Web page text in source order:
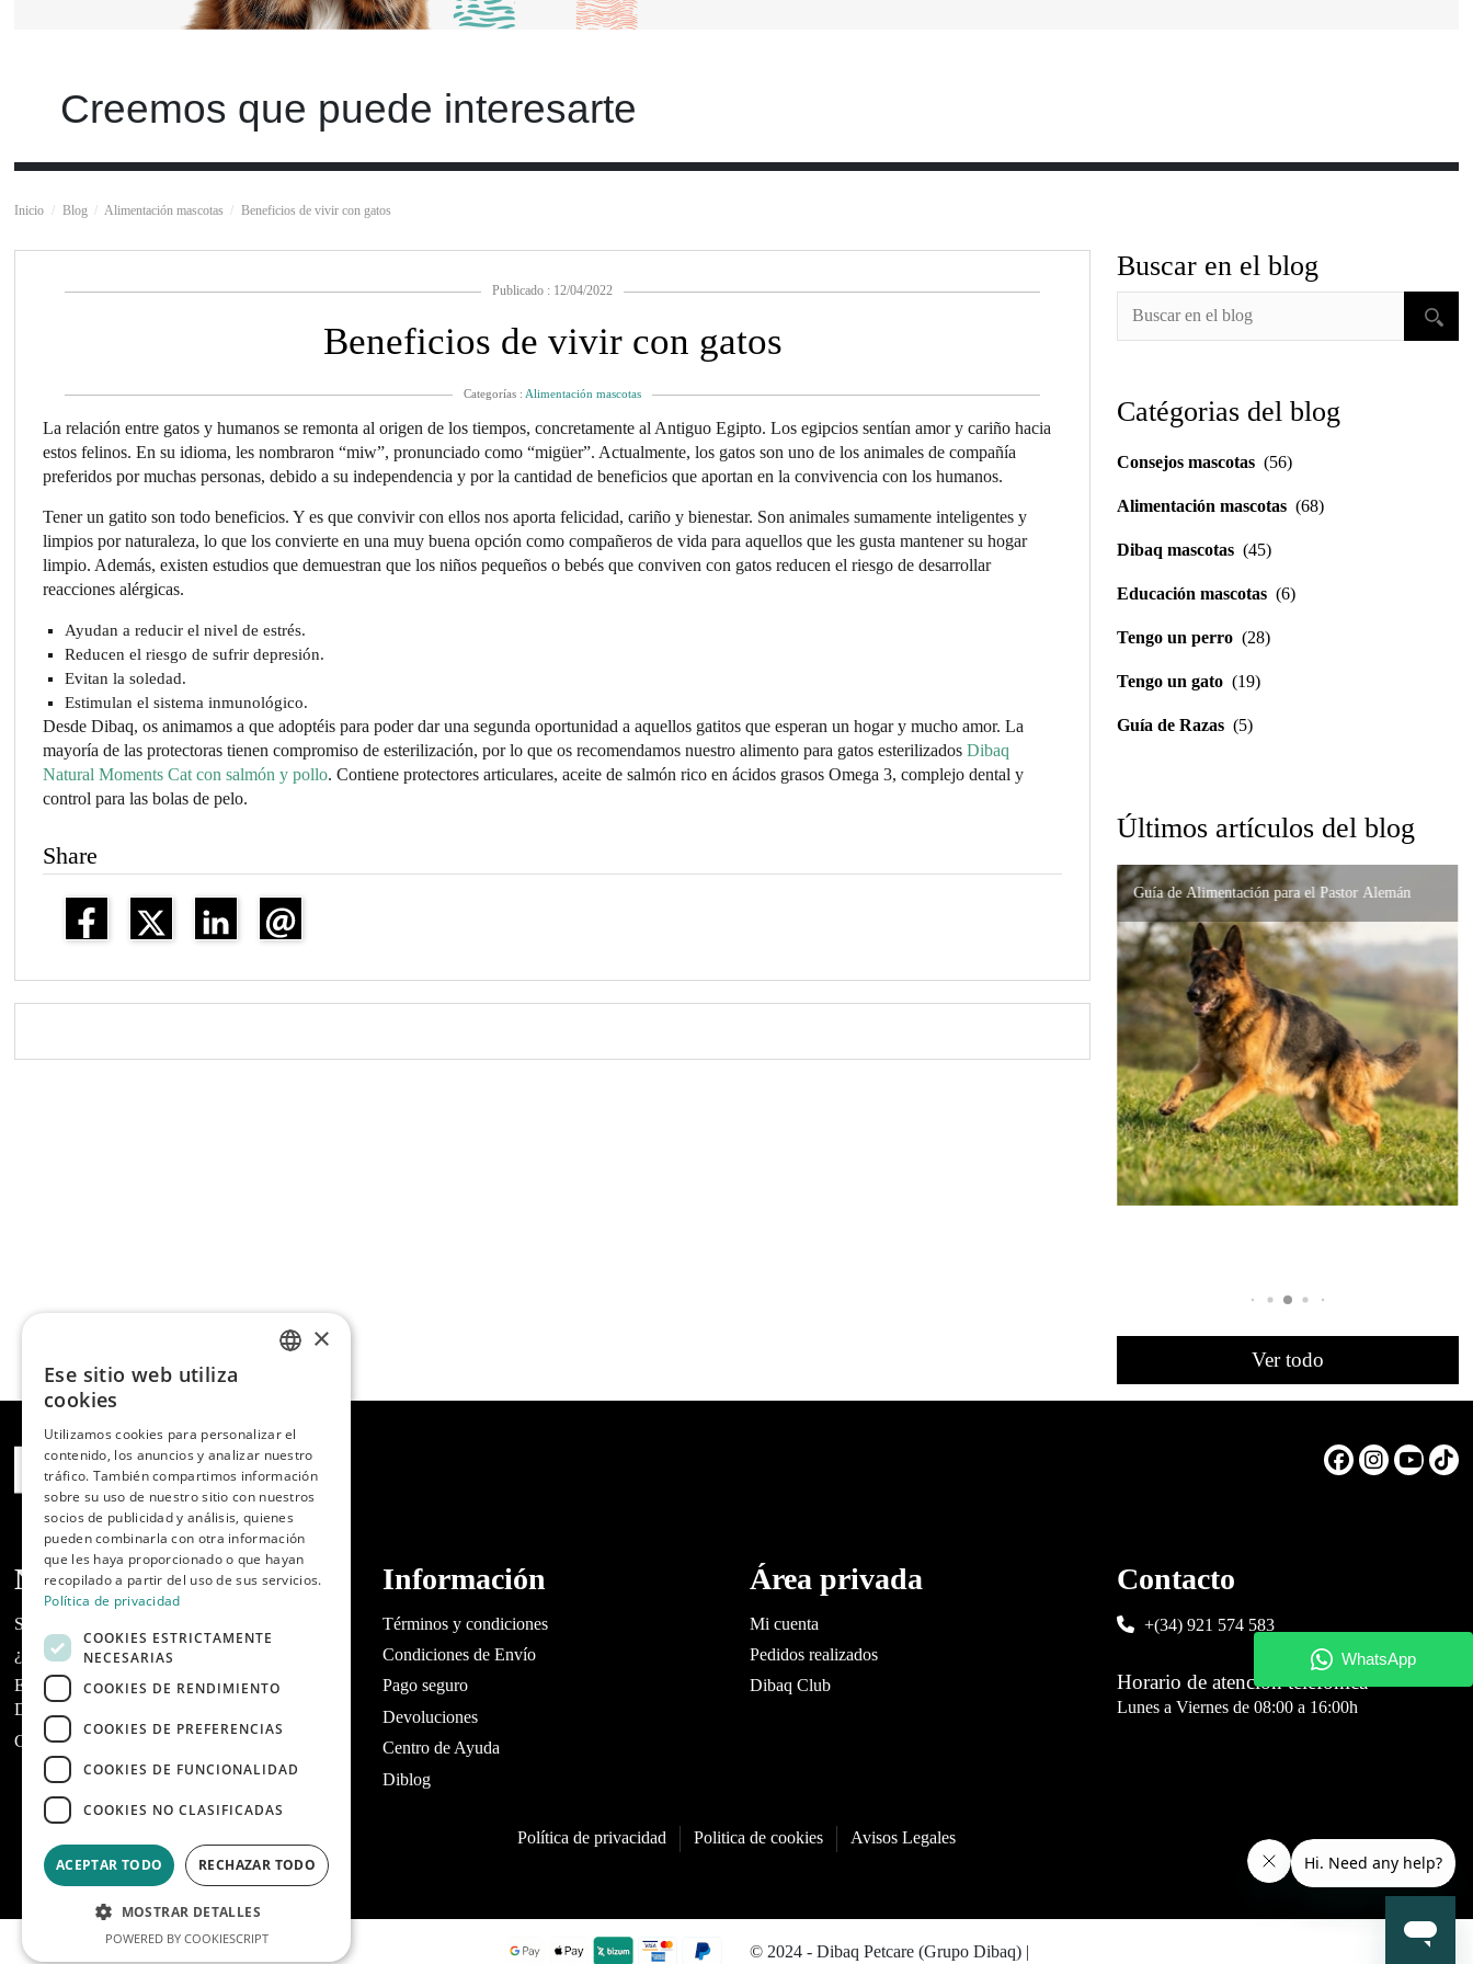
Creemos que puede interesarte
Inicio Blog Alimentación mascotas Beneficios de vivir con gatos
Publicado : 12/04/2022
Beneficios de vivir con gatos
Categorías : Alimentación mascotas
La relación entre gatos y humanos se remonta al origen de los tiempos, concretamente al Antiguo Egipto. Los egipcios sentían amor y cariño hacia
estos felinos. En su idioma, les nombraron “miw”, pronunciado como “migüer”. Actualmente, los gatos son uno de los animales de compañía
preferidos por muchas personas, debido a su independencia y por la cantidad de beneficios que aportan en la convivencia con los humanos.
Tener un gatito son todo beneficios. Y es que convivir con ellos nos aporta felicidad, cariño y bienestar. Son animales sumamente inteligentes y
limpios por naturaleza, lo que los convierte en una muy buena opción como compañeros de vida para aquellos que les gusta mantener su hogar
limpio. Además, existen estudios que demuestran que los niños pequeños o bebés que conviven con gatos reducen el riesgo de desarrollar
reacciones alérgicas.
Ayudan a reducir el nivel de estrés.
Reducen el riesgo de sufrir depresión.
Evitan la soledad.
Estimulan el sistema inmunológico.
Desde Dibaq, os animamos a que adoptéis para poder dar una segunda oportunidad a aquellos gatitos que esperan un hogar y mucho amor. La
mayoría de las protectoras tienen compromiso de esterilización, por lo que os recomendamos nuestro alimento para gatos esterilizadosDibaq
Natural Moments Cat con salmón y pollo. Contiene protectores articulares, aceite de salmón rico en ácidos grasos Omega 3, complejo dental y
control para las bolas de pelo.
Share
Buscar en el blog
Catégorias del blog
Consejos mascotas (56)
Alimentación mascotas (68)
Dibaq mascotas (45)
Educación mascotas (6)
Tengo un perro (28)
Tengo un gato (19)
Guía de Razas (5)
Últimos artículos del blog
Nutrición de Alta Gama para el Gato Persa:
Cómo Prevenir sus Problemas
Guía de Alimentación para el Pastor Alemán Importancia de la Formulación Precisa en
Alteraciones Digestivas
Soporte Urinario y Renal en Gatos: Guía
Completa para el Cuidado de tu Felino
Ver todo
Nosotros
Sobre Dibaq
¿Tienes un tienda?
Encuentra tu tienda de mascotas más cercana |
Dibaq
Contacta con Dibaq Petcare
Información
Términos y condiciones
Condiciones de Envío
Pago seguro
Devoluciones
Centro de Ayuda
Diblog
Área privada
Mi cuenta
Pedidos realizados
Dibaq Club
Contacto
+(34) 921 574 583
Horario de atención telefónica
Lunes a Viernes de 08:00 a 16:00h
Política de privacidad Politica de cookies Avisos Legales
© 2024 - Dibaq Petcare (Grupo Dibaq) |
PORTUGUESE
×
Ese sitio web utiliza
cookies
Utilizamos cookies para personalizar el
contenido, los anuncios y analizar nuestro
tráfico. También compartimos información
sobre su uso de nuestro sitio con nuestros
socios de publicidad y análisis, quienes
pueden combinarla con otra información
que les haya proporcionado o que hayan
recopilado a partir del uso de sus servicios.
Política de privacidad
COOKIES ESTRICTAMENTE
NECESARIAS
COOKIES DE RENDIMIENTO
COOKIES DE PREFERENCIAS
COOKIES DE FUNCIONALIDAD
COOKIES NO CLASIFICADAS
ACEPTAR TODO RECHAZAR TODO
MOSTRAR DETALLES
POWERED BY COOKIESCRIPT